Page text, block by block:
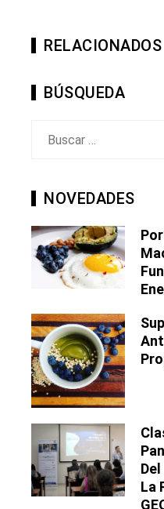
RELACIONADOS
BÚSQUEDA
NOVEDADES
La